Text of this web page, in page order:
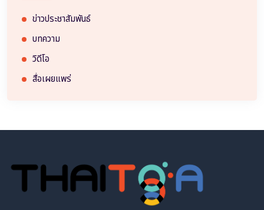
ข่าวประชาสัมพันธ์
บทความ
วิดีโอ
สื่อเผยแพร่